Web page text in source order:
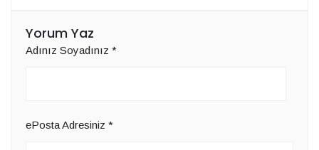
Yorum Yaz
Adınız Soyadınız *
ePosta Adresiniz *